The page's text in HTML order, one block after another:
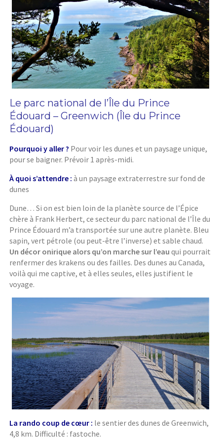
Le parc national de l’Île du Prince
Édouard – Greenwich (Île du Prince
Édouard)
Pourquoi y aller ? Pour voir les dunes et un paysage unique,
pour se baigner. Prévoir 1 après-midi.
À quoi s’attendre : à un paysage extraterrestre sur fond de
dunes
Dune… Si on est bien loin de la planète source de l’Épice
chère à Frank Herbert, ce secteur du parc national de l’Île du
Prince Édouard m’a transportée sur une autre planète. Bleu
sapin, vert pétrole (ou peut-être l’inverse) et sable chaud.
Un décor onirique alors qu’on marche sur l’eau qui pourrait
renfermer des krakens ou des failles. Des dunes au Canada,
voilà qui me captive, et à elles seules, elles justifient le
voyage.
La rando coup de cœur : le sentier des dunes de Greenwich,
4,8 km. Difficulté : fastoche.